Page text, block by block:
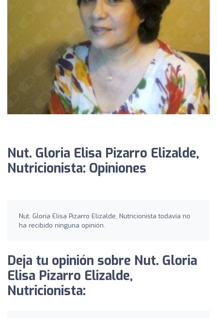
Nut. Gloria Elisa Pizarro Elizalde,
Nutricionista: Opiniones
Nut. Gloria Elisa Pizarro Elizalde, Nutricionista todavía no
ha recibido ninguna opinión.
Deja tu opinión sobre Nut. Gloria
Elisa Pizarro Elizalde,
Nutricionista: